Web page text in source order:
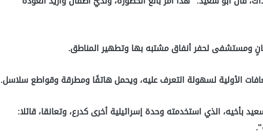
ومستشفى لحفر أنفاق مشتبه بها وتطهير المناطق.
الأولية لسهولة التعرف عليه، ويحمل هاتفًا ومطرقة وقواطع سلاسل.
بأخيه، الذي استخدمته وحدة إسرائيلية أخرى كدرع، وتعانقا، قائلا: